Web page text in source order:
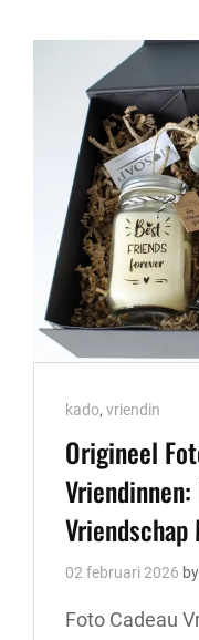
Cat
Links
kado, vriendin
Origineel
02 februari 2026 by
Foto Cadeau